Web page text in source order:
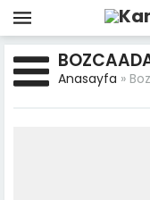
Anasayfa »